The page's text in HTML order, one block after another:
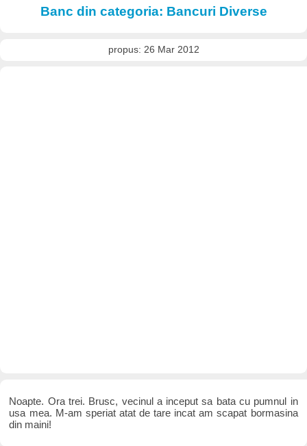
Banc din categoria: Bancuri Diverse
propus: 26 Mar 2012
Noapte. Ora trei. Brusc, vecinul a inceput sa bata cu pumnul in
usa mea. M-am speriat atat de tare incat am scapat bormasina
din maini!